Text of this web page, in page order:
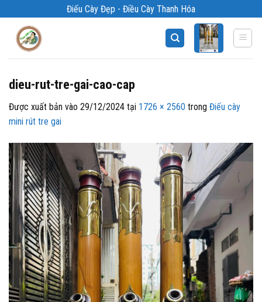
qua
Điếu Cày Đẹp - Điều Cày Thanh Hóa
dieu-rut-tre-gai-cao-cap
Được xuất bản vào 29/12/2024 tại 1726 × 2560 trong Điếu cày
mini rút tre gai